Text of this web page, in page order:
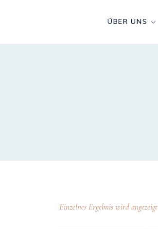
ÜBER UNS
Einzelnes Ergebnis wird angezeigt